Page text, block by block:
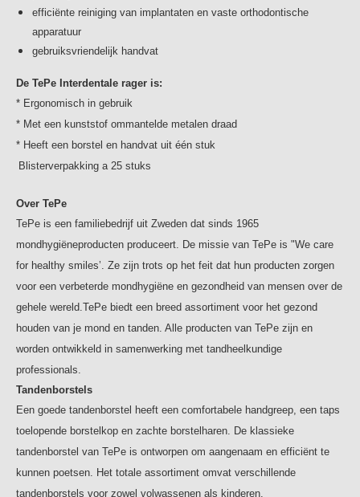
manieren reinigen. Welk reinigingsproduct je kiest, hangt
af van de ruimte tussen je tanden en je persoonlijke
voorkeur. TePe biedt verschillende soorten
tussen je tanden.
Speciale producten
TePe heeft speciale producten ontwikkeld om het reinigen
van o.a. verstandskiezen, implantaten of beugels te
vergemakkelijken.
efficiënte reiniging van implantaten en vaste orthodontische
apparatuur
gebruiksvriendelijk handvat
De TePe Interdentale rager is:
* Ergonomisch in gebruik
* Met een kunststof ommantelde metalen draad
* Heeft een borstel en handvat uit één stuk
Blisterverpakking a 25 stuks
Over TePe
TePe is een familiebedrijf uit Zweden dat sinds 1965
mondhygiëneproducten produceert. De missie van TePe is "We care
for healthy smiles’. Ze zijn trots op het feit dat hun producten zorgen
voor een verbeterde mondhygiëne en gezondheid van mensen over de
gehele wereld.TePe biedt een breed assortiment voor het gezond
houden van je mond en tanden. Alle producten van TePe zijn en
worden ontwikkeld in samenwerking met tandheelkundige
professionals.
Tandenborstels
Een goede tandenborstel heeft een comfortabele handgreep, een taps
toelopende borstelkop en zachte borstelharen. De klassieke
tandenborstel van TePe is ontworpen om aangenaam en efficiënt te
kunnen poetsen. Het totale assortiment omvat verschillende
tandenborstels voor zowel volwassenen als kinderen.